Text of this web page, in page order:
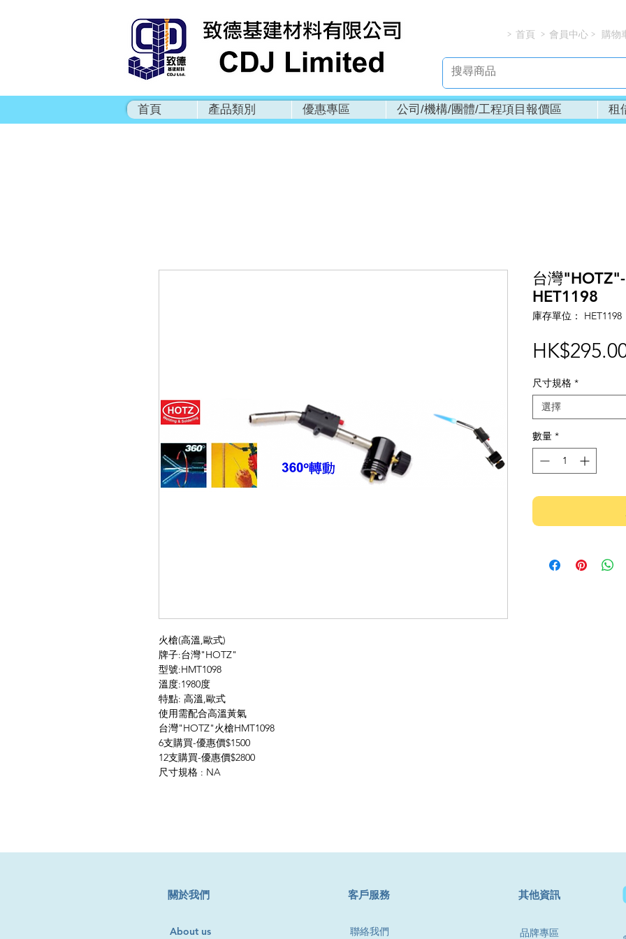
> > >
首頁 會員中心 購物
首頁 產品類別 優惠專區 公司/機構/團體/工程項目報價區 租
火槍(高溫,歐式)
牌子:台灣"HOTZ"
型號:HMT1098
溫度:1980度
特點: 高溫,歐式
使用需配合高溫黃氣
台灣"HOTZ"火槍HMT1098
6支購買-優惠價$1500
12支購買-優惠價$2800
尺寸規格 : NA
台灣
HET1198
庫存單位： HET1198
尺寸規格 *
選擇
數量 *
​關於我們
About us
​客戶服務
聯絡我們
其他資訊
品牌專區